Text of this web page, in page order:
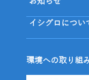
イシグロについ
環境への取り組